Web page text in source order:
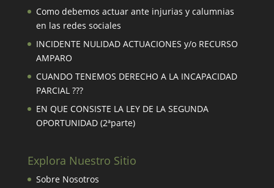
Como debemos actuar ante injurias y calumnias
en las redes sociales
INCIDENTE NULIDAD ACTUACIONES y/o RECURSO
AMPARO
CUANDO TENEMOS DERECHO A LA INCAPACIDAD
PARCIAL ???
EN QUE CONSISTE LA LEY DE LA SEGUNDA
OPORTUNIDAD (2ªparte)
Explora Nuestro Sitio
Sobre Nosotros